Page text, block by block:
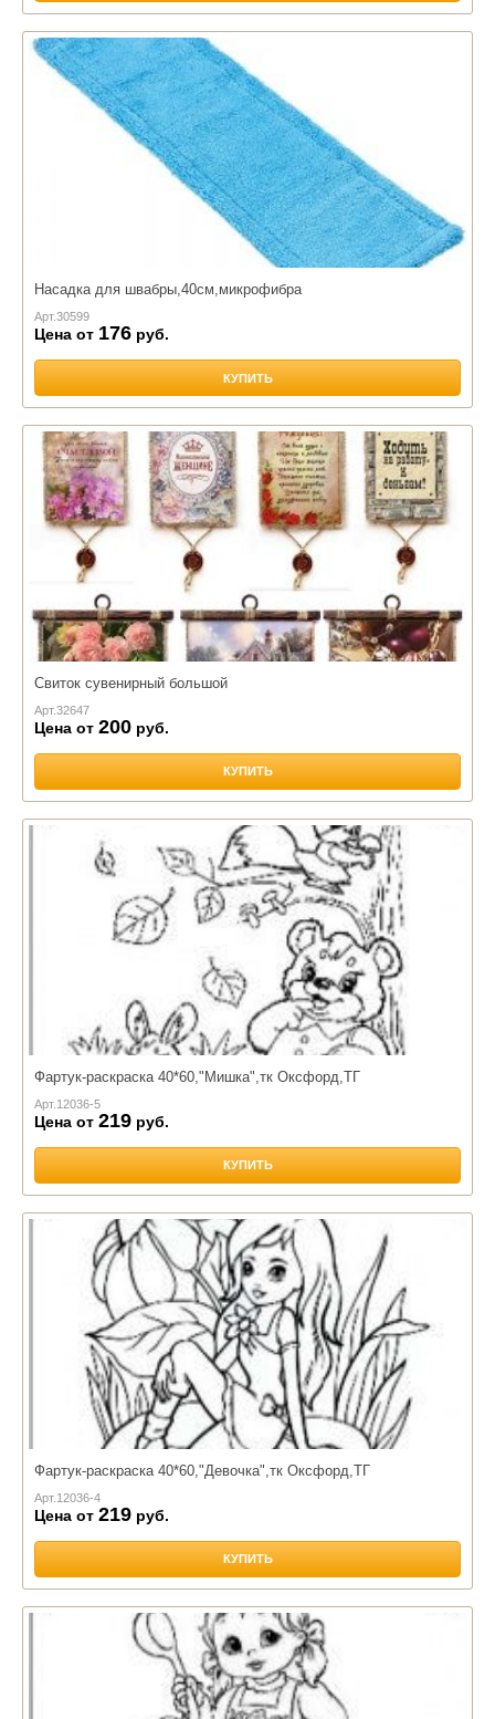
Насадка для швабры,40см,микрофибра
Арт.30599
Цена от 176 руб.
КУПИТЬ
Свиток сувенирный большой
Арт.32647
Цена от 200 руб.
КУПИТЬ
Фартук-раскраска 40*60,"Мишка",тк Оксфорд,ТГ
Арт. 12036-5
Цена от 219 руб.
КУПИТЬ
Фартук-раскраска 40*60,"Девочка",тк Оксфорд,ТГ
Арт. 12036-4
Цена от 219 руб.
КУПИТЬ